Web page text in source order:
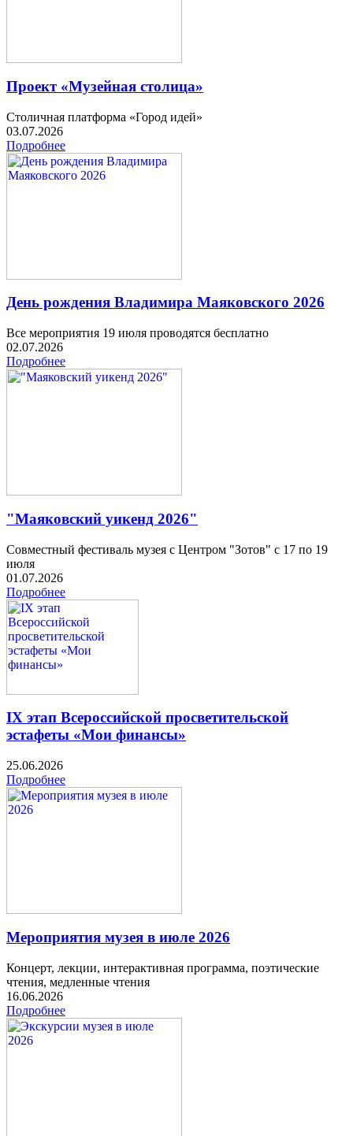
Проект «Музейная столица»
Столичная платформа «Город идей»
03.07.2026
Подробнее
День рождения Владимира Маяковского 2026
Все мероприятия 19 июля проводятся бесплатно
02.07.2026
Подробнее
"Маяковский уикенд 2026"
Совместный фестиваль музея с Центром "Зотов" с 17 по 19
июля
01.07.2026
Подробнее
IX этап Всероссийской просветительской
эстафеты «Мои финансы»
25.06.2026
Подробнее
Мероприятия музея в июле 2026
Концерт, лекции, интерактивная программа, поэтические
чтения, медленные чтения
16.06.2026
Подробнее